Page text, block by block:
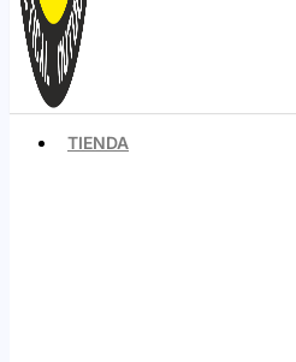
TIENDA